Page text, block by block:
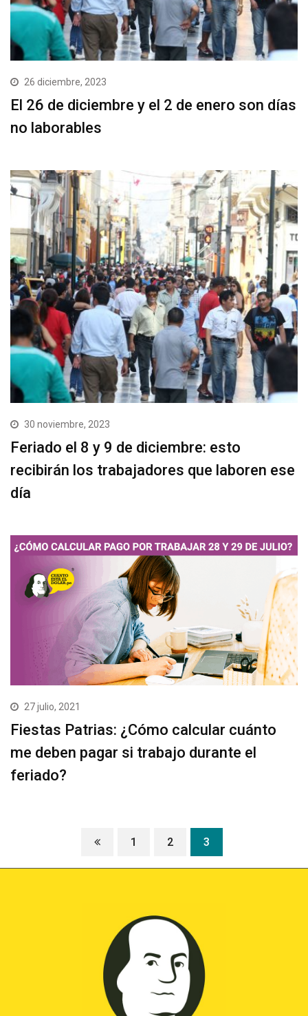
26 diciembre, 2023
El 26 de diciembre y el 2 de enero son días
no laborables
30 noviembre, 2023
Feriado el 8 y 9 de diciembre: esto
recibirán los trabajadores que laboren ese
día
27 julio, 2021
Fiestas Patrias: ¿Cómo calcular cuánto
me deben pagar si trabajo durante el
feriado?
1 2 3